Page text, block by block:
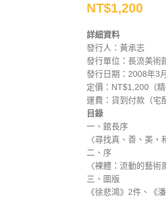
NT$1,200
詳細資料
發行人：黃承志
發行單位：長流美術
發行日期：2008年3月
定價：NT$1,200（精
運費：貨到付款（宅
目錄
一、館長序
〈尋找真、善、美
二、序
〈裸體：流動的藝術
三、圖版
《徐悲鴻》2件、《